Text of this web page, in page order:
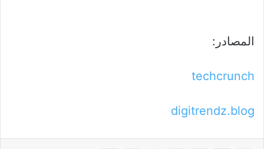
المصادر:
techcrunch
digitrendz.blog